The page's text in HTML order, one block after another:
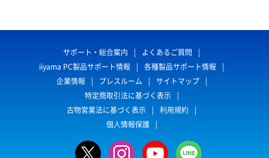
サポート・総合案内
よくあるご質問
iiyama PC製品サポート情報
各種製品サポート情報
企業情報
プレスルーム
サイトマップ
特定商取引法に基づく表示
古物営業法に基づく表示
利用規約
個人情報保護